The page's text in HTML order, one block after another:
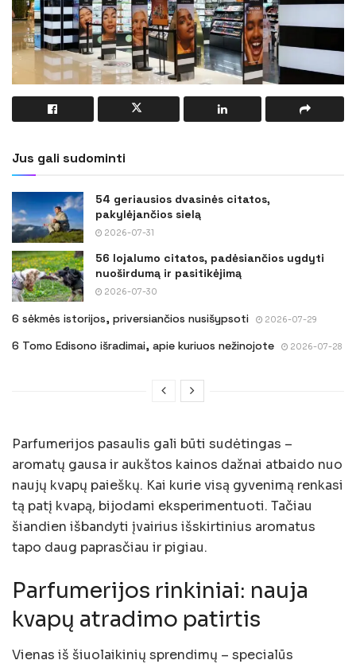
Jus gali sudominti
54 geriausios dvasinės citatos,
pakylėjančios sielą
2026-07-31
56 lojalumo citatos, padėsiančios ugdyti
nuoširdumą ir pasitikėjimą
2026-07-30
6 sėkmės istorijos, priversiančios nusišypsoti 2026-07-29
6 Tomo Edisono išradimai, apie kuriuos nežinojote 2026-07-28
Parfumerijos pasaulis gali būti sudėtingas –
aromatų gausa ir aukštos kainos dažnai atbaido nuo
naujų kvapų paieškų. Kai kurie visą gyvenimą renkasi
tą patį kvapą, bijodami eksperimentuoti. Tačiau
šiandien išbandyti įvairius išskirtinius aromatus
tapo daug paprasčiau ir pigiau.
Parfumerijos rinkiniai: nauja
kvapų atradimo patirtis
Vienas iš šiuolaikinių sprendimų – specialūs